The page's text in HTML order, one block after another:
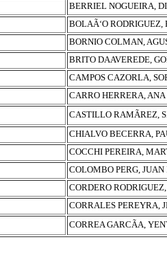
BERRIEL NOGUEIRA,
BOLAÃ‘O RODRIGUEZ,
BORNIO COLMAN,
BRITO DAAVEREDE,
CAMPOS CAZORLA,
CARRO HERRERA,
CASTILLO RAMÃREZ,
CHIALVO BECERRA,
COCCHI PEREIRA,
COLOMBO PERG,
CORDERO
CORRALES PEREYRA,
CORREA GARCÃA,